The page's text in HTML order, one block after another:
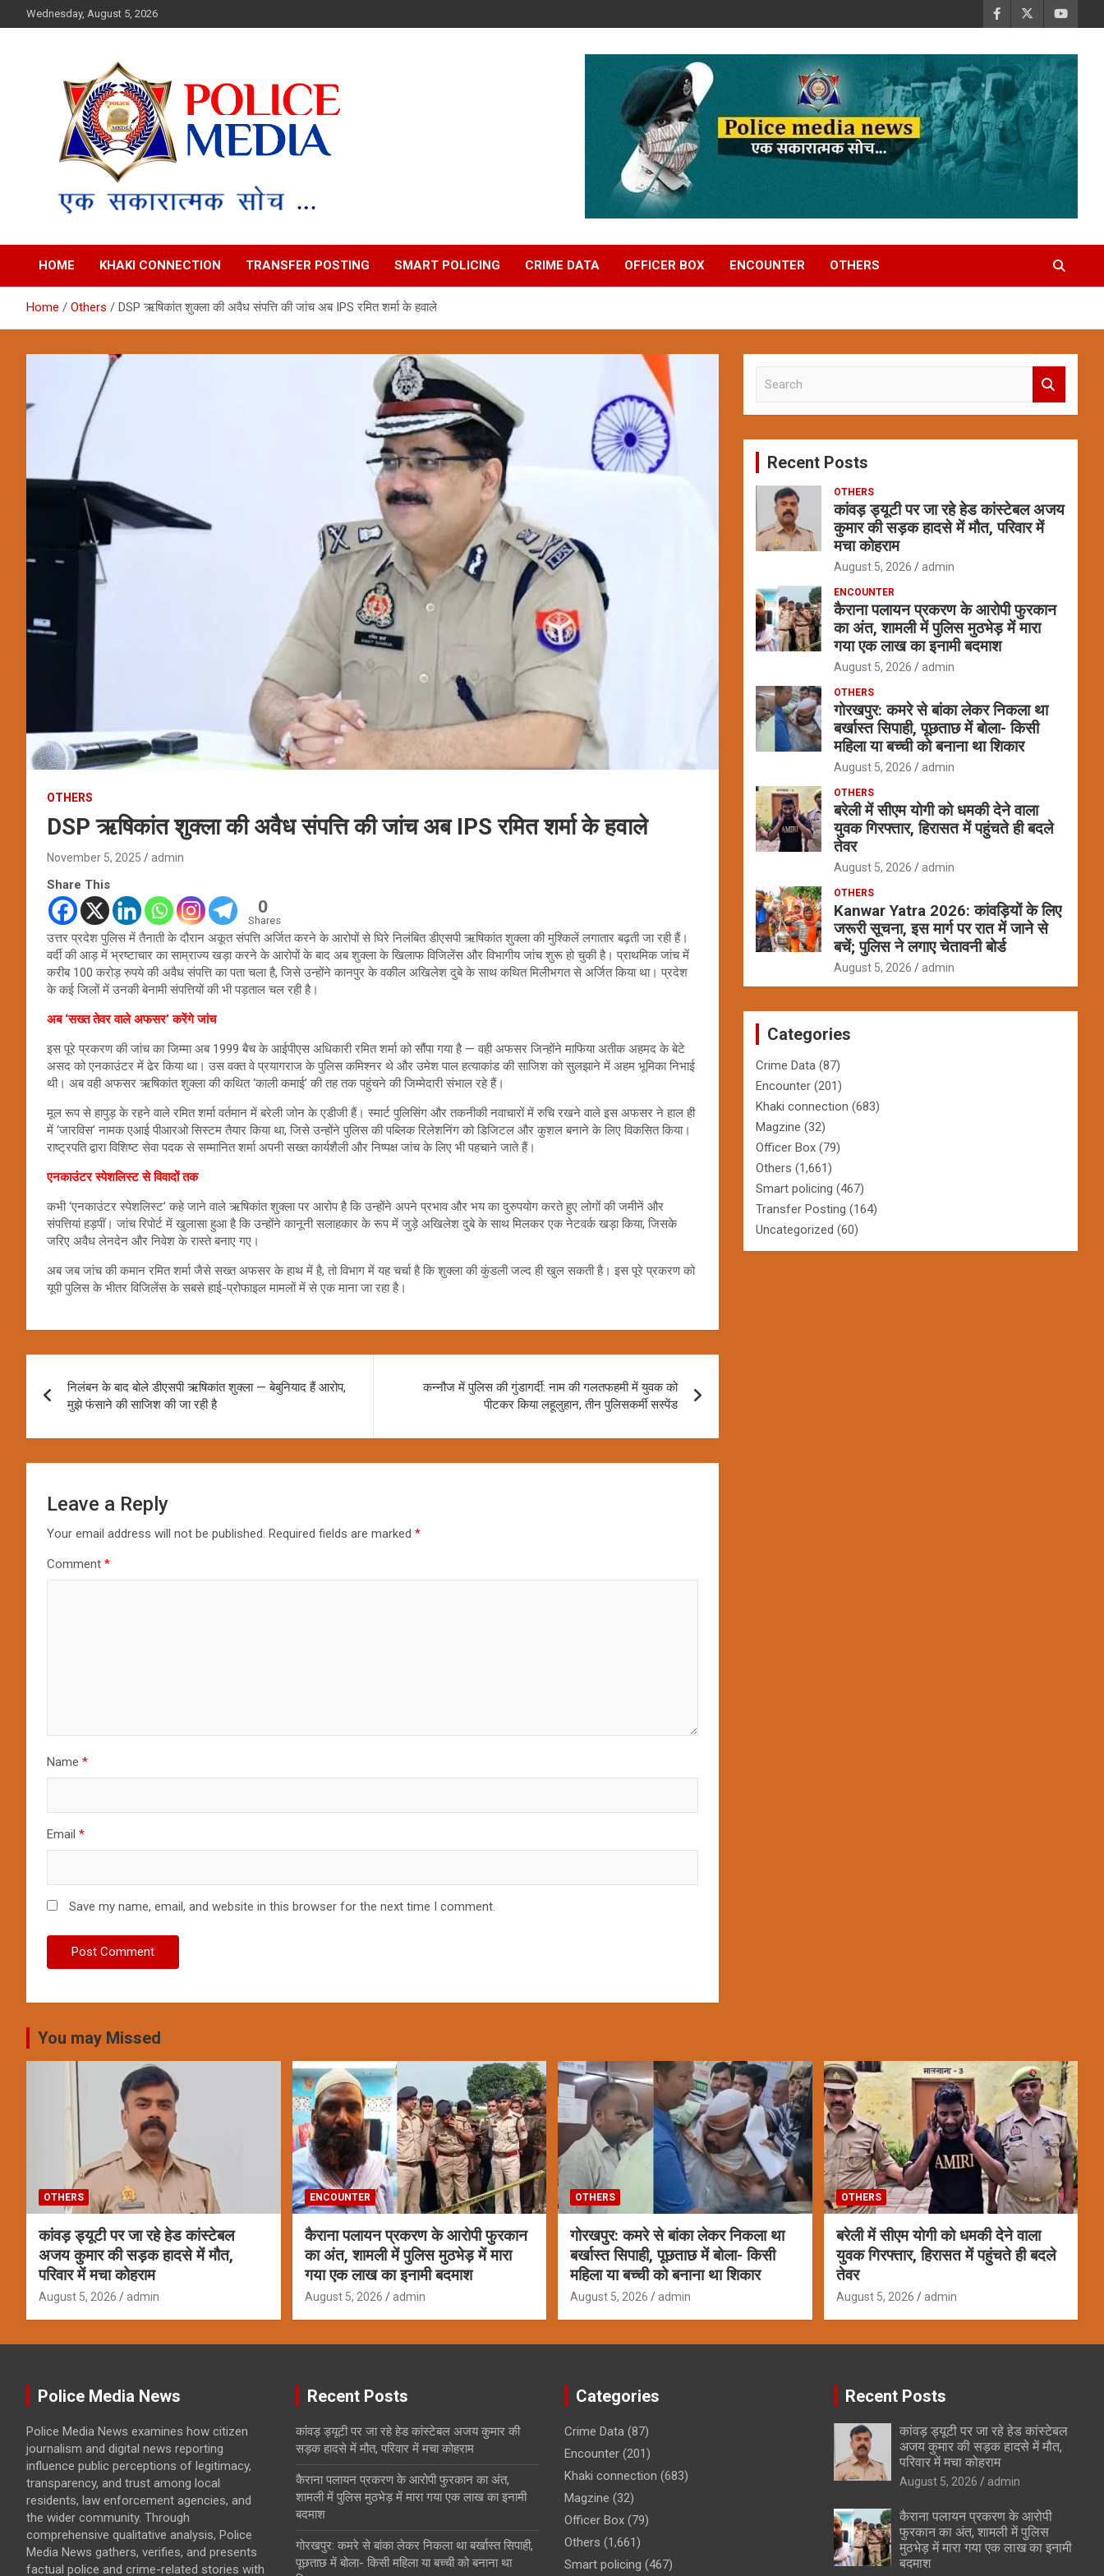
to
Wednesday, August 5, 2026
Police Media News
HOME KHAKI CONNECTION TRANSFER POSTING SMART POLICING CRIME DATA OFFICER BOX ENCOUNTER OTHERS
Home Others DSP ऋषिकांत शुक्ला की अवैध संपत्ति की जांच अब IPS रमित शर्मा के हवाले
OTHERS
DSP ऋषिकांत शुक्ला की अवैध संपत्ति की जांच अब IPS रमित शर्मा के हवाले
November 5, 2025 admin
Share This
0
Shares
उत्तर प्रदेश पुलिस में तैनाती के दौरान अकूत संपत्ति अर्जित करने के आरोपों से घिरे निलंबित डीएसपी ऋषिकांत शुक्ला की मुश्किलें लगातार बढ़ती जा रही हैं।
वर्दी की आड़ में भ्रष्टाचार का साम्राज्य खड़ा करने के आरोपों के बाद अब शुक्ला के खिलाफ विजिलेंस और विभागीय जांच शुरू हो चुकी है। प्राथमिक जांच में
करीब 100 करोड़ रुपये की अवैध संपत्ति का पता चला है, जिसे उन्होंने कानपुर के वकील अखिलेश दुबे के साथ कथित मिलीभगत से अर्जित किया था। प्रदेश
के कई जिलों में उनकी बेनामी संपत्तियों की भी पड़ताल चल रही है।
अब ‘सख्त तेवर वाले अफसर’ करेंगे जांच
इस पूरे प्रकरण की जांच का जिम्मा अब 1999 बैच के आईपीएस अधिकारी रमित शर्मा को सौंपा गया है — वही अफसर जिन्होंने माफिया अतीक अहमद के बेटे
असद को एनकाउंटर में ढेर किया था। उस वक्त वे प्रयागराज के पुलिस कमिश्नर थे और उमेश पाल हत्याकांड की साजिश को सुलझाने में अहम भूमिका निभाई
थी। अब वही अफसर ऋषिकांत शुक्ला की कथित ‘काली कमाई’ की तह तक पहुंचने की जिम्मेदारी संभाल रहे हैं।
मूल रूप से हापुड़ के रहने वाले रमित शर्मा वर्तमान में बरेली जोन के एडीजी हैं। स्मार्ट पुलिसिंग और तकनीकी नवाचारों में रुचि रखने वाले इस अफसर ने हाल ही
में ‘जारविस’ नामक एआई पीआरओ सिस्टम तैयार किया था, जिसे उन्होंने पुलिस की पब्लिक रिलेशनिंग को डिजिटल और कुशल बनाने के लिए विकसित किया।
राष्ट्रपति द्वारा विशिष्ट सेवा पदक से सम्मानित शर्मा अपनी सख्त कार्यशैली और निष्पक्ष जांच के लिए भी पहचाने जाते हैं।
एनकाउंटर स्पेशलिस्ट से विवादों तक
कभी ‘एनकाउंटर स्पेशलिस्ट’ कहे जाने वाले ऋषिकांत शुक्ला पर आरोप है कि उन्होंने अपने प्रभाव और भय का दुरुपयोग करते हुए लोगों की जमीनें और
संपत्तियां हड़पीं। जांच रिपोर्ट में खुलासा हुआ है कि उन्होंने कानूनी सलाहकार के रूप में जुड़े अखिलेश दुबे के साथ मिलकर एक नेटवर्क खड़ा किया, जिसके
जरिए अवैध लेनदेन और निवेश के रास्ते बनाए गए।
अब जब जांच की कमान रमित शर्मा जैसे सख्त अफसर के हाथ में है, तो विभाग में यह चर्चा है कि शुक्ला की कुंडली जल्द ही खुल सकती है। इस पूरे प्रकरण को
यूपी पुलिस के भीतर विजिलेंस के सबसे हाई-प्रोफाइल मामलों में से एक माना जा रहा है।
navigation
निलंबन के बाद बोले डीएसपी ऋषिकांत शुक्ला — बेबुनियाद हैं आरोप,
मुझे फंसाने की साजिश की जा रही है
कन्नौज में पुलिस की गुंडागर्दी: नाम की गलतफहमी में युवक को
पीटकर किया लहूलुहान, तीन पुलिसकर्मी सस्पेंड
Leave a Reply
Your email address will not be published. Required fields are marked *
Comment *
Name *
Email *
Save my name, email, and website in this browser for the next time I comment.
c
Recent Posts
OTHERS
कांवड़ ड्यूटी पर जा रहे हेड कांस्टेबल अजय
कुमार की सड़क हादसे में मौत, परिवार में
मचा कोहराम
August 5, 2026 admin
ENCOUNTER
कैराना पलायन प्रकरण के आरोपी फुरकान
का अंत, शामली में पुलिस मुठभेड़ में मारा
गया एक लाख का इनामी बदमाश
August 5, 2026 admin
OTHERS
गोरखपुर: कमरे से बांका लेकर निकला था
बर्खास्त सिपाही, पूछताछ में बोला- किसी
महिला या बच्ची को बनाना था शिकार
August 5, 2026 admin
OTHERS
बरेली में सीएम योगी को धमकी देने वाला
युवक गिरफ्तार, हिरासत में पहुंचते ही बदले
तेवर
August 5, 2026 admin
OTHERS
Kanwar Yatra 2026: कांवड़ियों के लिए
जरूरी सूचना, इस मार्ग पर रात में जाने से
बचें; पुलिस ने लगाए चेतावनी बोर्ड
August 5, 2026 admin
Categories
Crime Data (87)
Encounter (201)
Khaki connection (683)
Magzine (32)
Officer Box (79)
Others (1,661)
Smart policing (467)
Transfer Posting (164)
Uncategorized (60)
You may Missed
OTHERS
कांवड़ ड्यूटी पर जा रहे हेड कांस्टेबल
अजय कुमार की सड़क हादसे में मौत,
परिवार में मचा कोहराम
August 5, 2026 admin
ENCOUNTER
कैराना पलायन प्रकरण के आरोपी फुरकान
का अंत, शामली में पुलिस मुठभेड़ में मारा
गया एक लाख का इनामी बदमाश
August 5, 2026 admin
OTHERS
गोरखपुर: कमरे से बांका लेकर निकला था
बर्खास्त सिपाही, पूछताछ में बोला- किसी
महिला या बच्ची को बनाना था शिकार
August 5, 2026 admin
OTHERS
बरेली में सीएम योगी को धमकी देने वाला
युवक गिरफ्तार, हिरासत में पहुंचते ही बदले
तेवर
August 5, 2026 admin
Police Media News
Police Media News examines how citizen
journalism and digital news reporting
influence public perceptions of legitimacy,
transparency, and trust among local
residents, law enforcement agencies, and
the wider community. Through
comprehensive qualitative analysis, Police
Media News gathers, verifies, and presents
factual police and crime-related stories with
Recent Posts
कांवड़ ड्यूटी पर जा रहे हेड कांस्टेबल अजय कुमार की
सड़क हादसे में मौत, परिवार में मचा कोहराम
कैराना पलायन प्रकरण के आरोपी फुरकान का अंत,
शामली में पुलिस मुठभेड़ में मारा गया एक लाख का इनामी
बदमाश
गोरखपुर: कमरे से बांका लेकर निकला था बर्खास्त सिपाही,
पूछताछ में बोला- किसी महिला या बच्ची को बनाना था
Categories
Crime Data (87)
Encounter (201)
Khaki connection (683)
Magzine (32)
Officer Box (79)
Others (1,661)
Smart policing (467)
Recent Posts
कांवड़ ड्यूटी पर जा रहे हेड कांस्टेबल
अजय कुमार की सड़क हादसे में मौत,
परिवार में मचा कोहराम
August 5, 2026 admin
कैराना पलायन प्रकरण के आरोपी
फुरकान का अंत, शामली में पुलिस
मुठभेड़ में मारा गया एक लाख का इनामी
बदमाश